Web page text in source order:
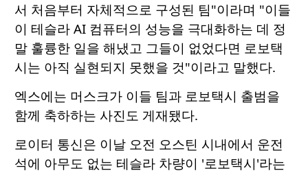
서 처음부터 자체적으로 구성된 팀"이라며 "이들
이 테슬라 AI 컴퓨터의 성능을 극대화하는 데 정
말 훌륭한 일을 해냈고 그들이 없었다면 로보택
시는 아직 실현되지 못했을 것"이라고 말했다.
엑스에는 머스크가 이들 팀과 로보택시 출범을
함께 축하하는 사진도 게재됐다.
로이터 통신은 이날 오전 오스틴 시내에서 운전
석에 아무도 없는 테슬라 차량이 '로보택시'라는